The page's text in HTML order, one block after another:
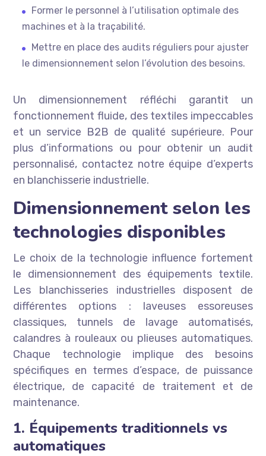
Former le personnel à l’utilisation optimale des
machines et à la traçabilité.
Mettre en place des audits réguliers pour ajuster
le dimensionnement selon l’évolution des besoins.
Un dimensionnement réfléchi garantit un
fonctionnement fluide, des textiles impeccables
et un service B2B de qualité supérieure. Pour
plus d’informations ou pour obtenir un audit
personnalisé, contactez notre équipe d’experts
en blanchisserie industrielle.
Dimensionnement selon les
technologies disponibles
Le choix de la technologie influence fortement
le dimensionnement des équipements textile.
Les blanchisseries industrielles disposent de
différentes options : laveuses essoreuses
classiques, tunnels de lavage automatisés,
calandres à rouleaux ou plieuses automatiques.
Chaque technologie implique des besoins
spécifiques en termes d’espace, de puissance
électrique, de capacité de traitement et de
maintenance.
1. Équipements traditionnels vs
automatiques